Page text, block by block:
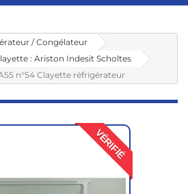
/ Congélateur
: Ariston Indesit Scholtes
n°54 Clayette réfrigérateur
VÉRIFIÉ